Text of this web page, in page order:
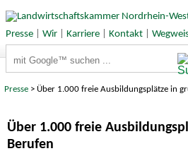
Presse| Wir| Karriere| Kontakt|
Presse > Über 1.000 freie Ausbildungsplätze in
Über 1.000 freie
Berufen